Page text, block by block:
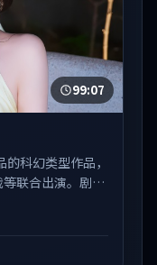
99:07
科幻类型作品，
联合出演。剧情
事张力与视听质
剧与院线佳片的